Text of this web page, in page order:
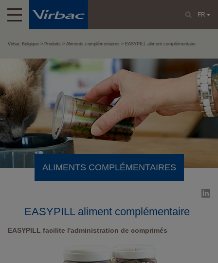
FR
Virbac Belgique Produits Aliments complémentaires EASYPILL aliment complémentaire
ALIMENTS COMPLÉMENTAIRES
EASYPILL aliment complémentaire
EASYPILL facilite l'administration de comprimés